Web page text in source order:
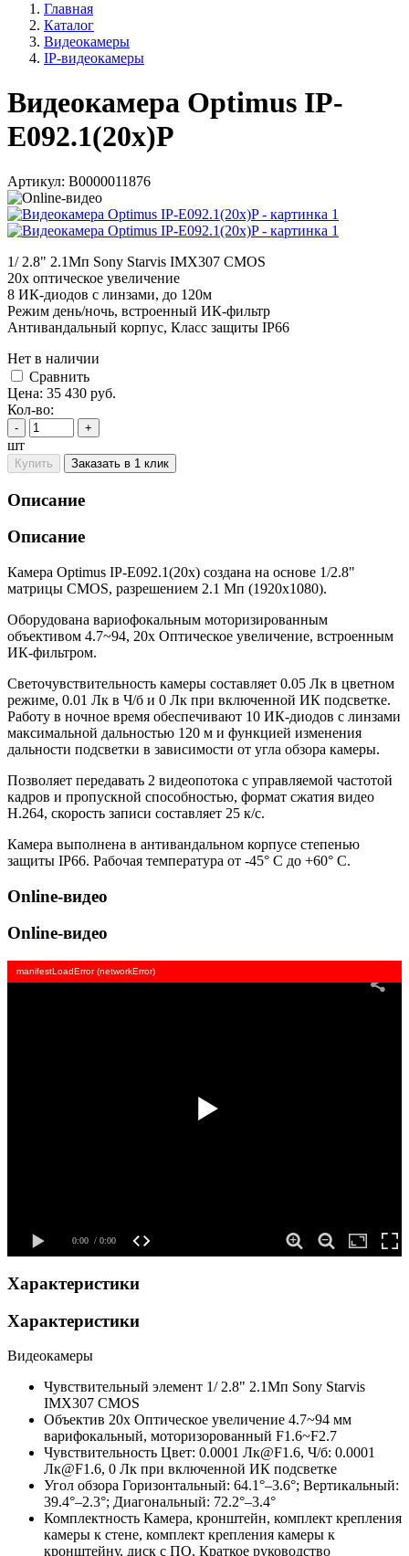
Главная
Каталог
Видеокамеры
IP-видеокамеры
Видеокамера Optimus IP-
E092.1(20x)P
Артикул: В0000011876
1/ 2.8" 2.1Мп Sony Starvis IMX307 CMOS
20x оптическое увеличение
8 ИК-диодов с линзами, до 120м
Режим день/ночь, встроенный ИК-фильтр
Антивандальный корпус, Класс защиты IР66
Нет в наличии
Cравнить
Цена: 35 430 руб.
Кол-во:
- +
шт
Купить Заказать в 1 клик
Описание
Описание
Камера Optimus IP-E092.1(20x) создана на основе 1/2.8"
матрицы CMOS, разрешением 2.1 Мп (1920x1080).
Оборудована вариофокальным моторизированным
объективом 4.7~94, 20x Оптическое увеличение, встроенным
ИК-фильтром.
Светочувствительность камеры составляет 0.05 Лк в цветном
режиме, 0.01 Лк в Ч/б и 0 Лк при включенной ИК подсветке.
Работу в ночное время обеспечивают 10 ИК-диодов с линзами
максимальной дальностью 120 м и функцией изменения
дальности подсветки в зависимости от угла обзора камеры.
Позволяет передавать 2 видеопотока с управляемой частотой
кадров и пропускной способностью, формат сжатия видео
H.264, скорость записи составляет 25 к/с.
Камера выполнена в антивандальном корпусе степенью
защиты IP66. Рабочая температура от -45° С до +60° С.
Online-видео
Online-видео
Характеристики
Характеристики
Видеокамеры
Чувствительный элемент 1/ 2.8" 2.1Мп Sony Starvis
IMX307 CMOS
Объектив 20x Оптическое увеличение 4.7~94 мм
варифокальный, моторизорованный F1.6~F2.7
Чувствительность Цвет: 0.0001 Лк@F1.6, Ч/б: 0.0001
Лк@F1.6, 0 Лк при включенной ИК подсветке
Угол обзора Горизонтальный: 64.1°–3.6°; Вертикальный:
39.4°–2.3°; Диагональный: 72.2°–3.4°
Комплектность Камера, кронштейн, комплект крепления
камеры к стене, комплект крепления камеры к
кронштейну, диск с ПО, Краткое руководство